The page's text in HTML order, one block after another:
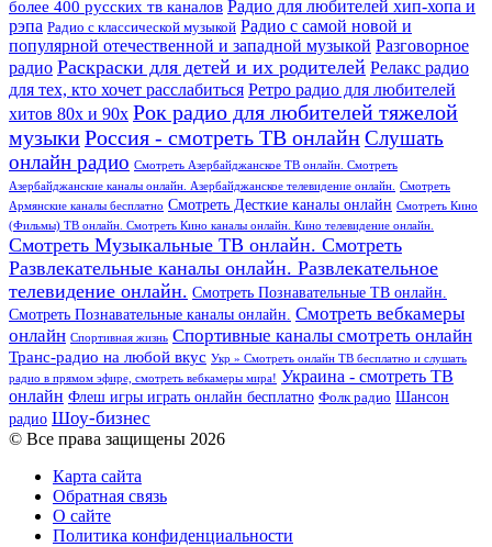
более 400 русских тв каналов Радио для любителей хип-хопа и
рэпа Радио с классической музыкой Радио с самой новой и
популярной отечественной и западной музыкой Разговорное
радио Раскраски для детей и их родителей Релакс радио
для тех, кто хочет расслабиться Ретро радио для любителей
хитов 80х и 90х Рок радио для любителей тяжелой
музыкиРоссия - смотреть ТВ онлайнСлушать
онлайн радио Смотреть Азербайджанское ТВ онлайн. Смотреть
Азербайджанские каналы онлайн. Азербайджанское телевидение онлайн. Смотреть
Армянские каналы бесплатно Смотреть Десткие каналы онлайн Смотреть Кино
(Фильмы) ТВ онлайн. Смотреть Кино каналы онлайн. Кино телевидение онлайн.
Смотреть Музыкальные ТВ онлайн. Смотреть
Развлекательные каналы онлайн. Развлекательное
телевидение онлайн. Смотреть Познавательные ТВ онлайн.
Смотреть Познавательные каналы онлайн. Смотреть вебкамеры
онлайн Спортивная жизнь Спортивные каналы смотреть онлайн
Транс-радио на любой вкус Укр » Смотреть онлайн ТВ бесплатно и слушать
радио в прямом эфире, смотреть вебкамеры мира! Украина - смотреть ТВ
онлайн Флеш игры играть онлайн бесплатно Фолк радио Шансон
радио Шоу-бизнес
© Все права защищены 2026
Карта сайта
Обратная связь
О сайте
Политика конфиденциальности